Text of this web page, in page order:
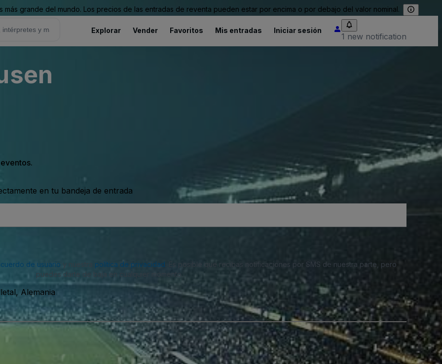
grande del mundo. Los precios de las entradas de reventa pueden estar por encima o por debajo del valor nominal.
Explorar Vender Favoritos Mis entradas Iniciar sesión
1 new notification
en tu bandeja de entrada
de usuario política de privacidad
. Es posible que recibas notificaciones por SMS de nuestra parte, pero
puedes darte de baja en cualquier momento.
Alemania